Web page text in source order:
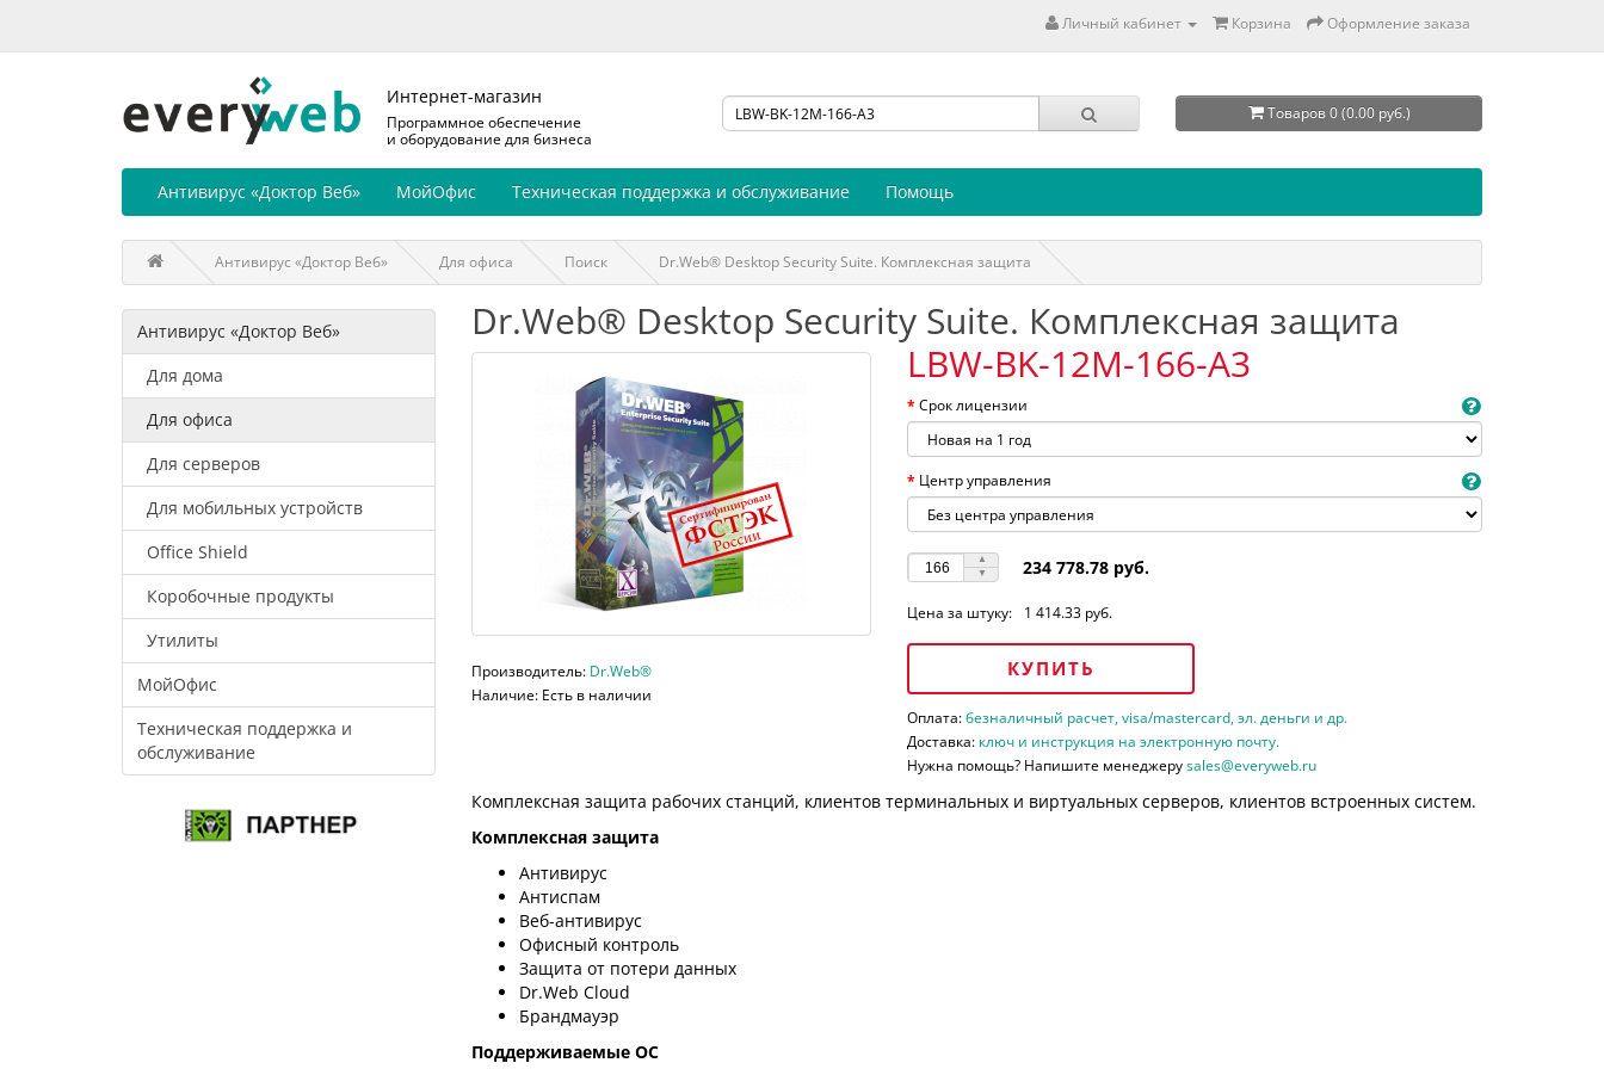
Личный кабинет Корзина Оформление заказа
Интернет-магазин
Программное обеспечение
и оборудование для бизнеса
Товаров 0 (0.00 руб.)
Антивирус «Доктор Веб» МойОфис Техническая поддержка и обслуживание Помощь
Антивирус «Доктор Веб» Для офиса Поиск Dr.Web® Desktop Security Suite. Комплексная защита
Антивирус «Доктор Веб»
Для дома
Для офиса
Для серверов
Для мобильных устройств
Office Shield
Коробочные продукты
Утилиты
МойОфис
Техническая поддержка и
обслуживание
Dr.Web® Desktop Security Suite. Комплексная защита
Производитель: Dr.Web®
Наличие: Есть в наличии
LBW-BK-12M-166-A3
Срок лицензии
Центр управления
234 778.78 руб.
Цена за штуку: 1 414.33 руб.
КУПИТЬ
Оплата:безналичный расчет, visa/mastercard, эл. деньги и др.
Доставка: ключ и инструкция на электронную почту.
Нужна помощь? Напишите менеджеруsales@everyweb.ru
Комплексная защита рабочих станций, клиентов терминальных и виртуальных серверов, клиентов встроенных систем.
Комплексная защита
Антивирус
Антиспам
Веб-антивирус
Офисный контроль
Защита от потери данных
Dr.Web Cloud
Брандмауэр
Поддерживаемые ОС